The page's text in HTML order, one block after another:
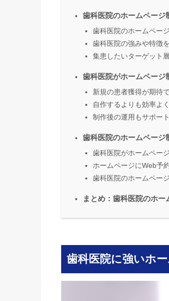
歯科医院のホームページ
歯科医院のホームペー
歯科医院の強みや特徴
集患したいターゲット
歯科医院がホームページ
新規の患者獲得が期待
自作するよりも効率よ
制作後の運用もサポー
歯科医院のホームページ
歯科医院がホームペー
ホームページにWeb予
歯科医院のホームペー
まとめ：歯科医院のホー
歯科医院に強いホ